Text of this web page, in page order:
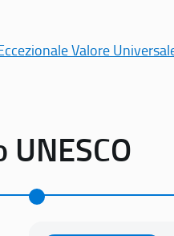
Valore